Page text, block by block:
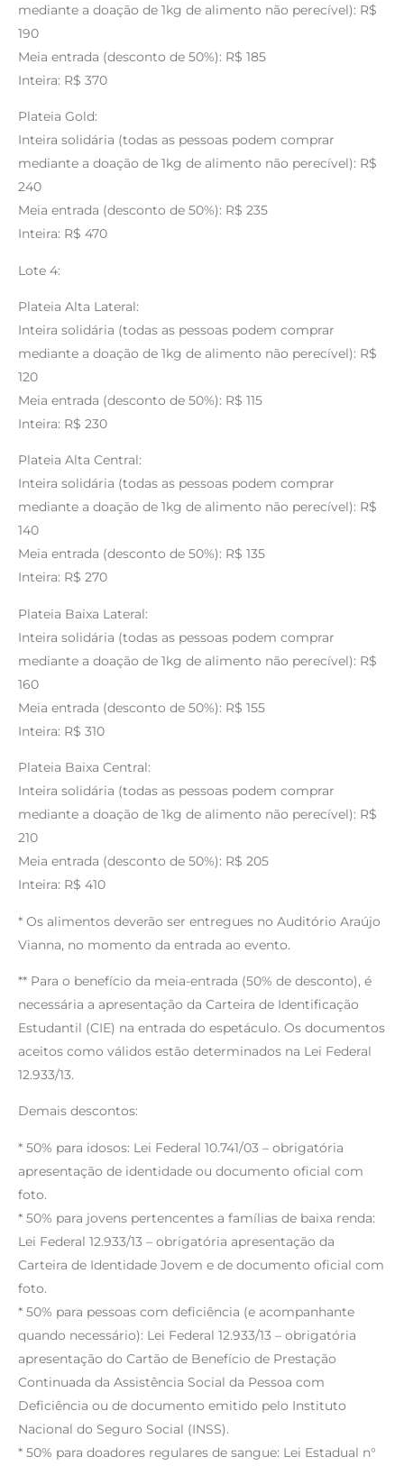
mediante a doação de 1kg de alimento não perecível): R$
190
Meia entrada (desconto de 50%): R$ 185
Inteira: R$ 370
Plateia Gold:
Inteira solidária (todas as pessoas podem comprar
mediante a doação de 1kg de alimento não perecível): R$
240
Meia entrada (desconto de 50%): R$ 235
Inteira: R$ 470
Lote 4:
Plateia Alta Lateral:
Inteira solidária (todas as pessoas podem comprar
mediante a doação de 1kg de alimento não perecível): R$
120
Meia entrada (desconto de 50%): R$ 115
Inteira: R$ 230
Plateia Alta Central:
Inteira solidária (todas as pessoas podem comprar
mediante a doação de 1kg de alimento não perecível): R$
140
Meia entrada (desconto de 50%): R$ 135
Inteira: R$ 270
Plateia Baixa Lateral:
Inteira solidária (todas as pessoas podem comprar
mediante a doação de 1kg de alimento não perecível): R$
160
Meia entrada (desconto de 50%): R$ 155
Inteira: R$ 310
Plateia Baixa Central:
Inteira solidária (todas as pessoas podem comprar
mediante a doação de 1kg de alimento não perecível): R$
210
Meia entrada (desconto de 50%): R$ 205
Inteira: R$ 410
* Os alimentos deverão ser entregues no Auditório Araújo
Vianna, no momento da entrada ao evento.
** Para o benefício da meia-entrada (50% de desconto), é
necessária a apresentação da Carteira de Identificação
Estudantil (CIE) na entrada do espetáculo. Os documentos
aceitos como válidos estão determinados na Lei Federal
12.933/13.
Demais descontos:
* 50% para idosos: Lei Federal 10.741/03 – obrigatória
apresentação de identidade ou documento oficial com
foto.
* 50% para jovens pertencentes a famílias de baixa renda:
Lei Federal 12.933/13 – obrigatória apresentação da
Carteira de Identidade Jovem e de documento oficial com
foto.
* 50% para pessoas com deficiência (e acompanhante
quando necessário): Lei Federal 12.933/13 – obrigatória
apresentação do Cartão de Benefício de Prestação
Continuada da Assistência Social da Pessoa com
Deficiência ou de documento emitido pelo Instituto
Nacional do Seguro Social (INSS).
* 50% para doadores regulares de sangue: Lei Estadual n°